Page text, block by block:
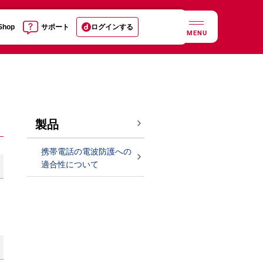
サポート ログインする
MENU
製品
携帯電話の電波防護への
適合性について